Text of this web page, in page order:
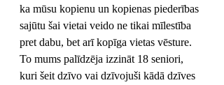
ka mūsu kopienu un kopienas piederības
sajūtu šai vietai veido ne tikai mīlestība
pret dabu, bet arī kopīga vietas vēsture.
To mums palīdzēja izzināt 18 seniori,
kuri šeit dzīvo vai dzīvojuši kādā dzīves